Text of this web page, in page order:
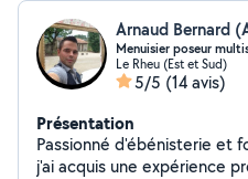
Arnaud Bernard
Menuisier poseur
Le Rheu (Est et Sud)
5/5 (14 avis)
Présentation
Passionné d'ébénisterie et
j'ai acquis une expérience